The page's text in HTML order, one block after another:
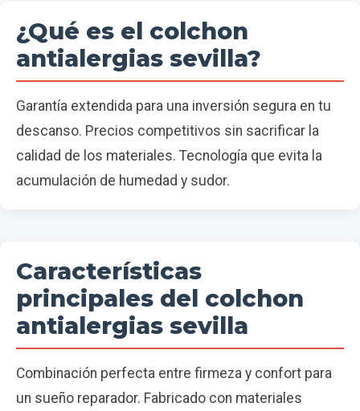
¿Qué es el colchon
antialergias sevilla?
Garantía extendida para una inversión segura en tu
descanso. Precios competitivos sin sacrificar la
calidad de los materiales. Tecnología que evita la
acumulación de humedad y sudor.
Características
principales del colchon
antialergias sevilla
Combinación perfecta entre firmeza y confort para
un sueño reparador. Fabricado con materiales